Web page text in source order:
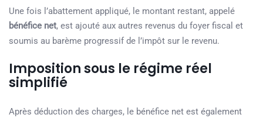
Une fois l’abattement appliqué, le montant restant, appelé
bénéfice net, est ajouté aux autres revenus du foyer fiscal et
soumis au barème progressif de l’impôt sur le revenu.
Imposition sous le régime réel
simplifié
Après déduction des charges, le bénéfice net est également